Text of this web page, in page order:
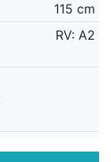
115 cm
RV: A2